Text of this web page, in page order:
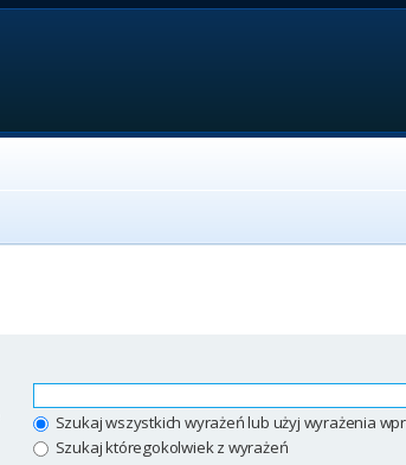
Szukaj wszystkich wyrażeń lub użyj wyrażenia
Szukaj któregokolwiek z wyrażeń